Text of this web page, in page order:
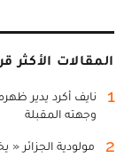
المقالات الأكثر
1
نايف أكرد يدير
وجهته المقبلة
2 مولودية الجزائر